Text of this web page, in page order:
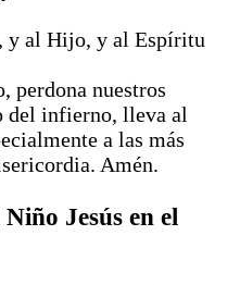
y al Hijo, y al Espíritu
perdona nuestros
del infierno, lleva al
a las más
Amén.
Jesús en el